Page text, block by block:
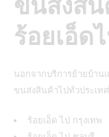
ขนส่งสิน
ร้อยเอ็ด
นอกจากบริการย้ายบ้าน
ขนส่งสินค้าไปทั่วประเท
ร้อยเอ็ด ไป กรุงเทพ